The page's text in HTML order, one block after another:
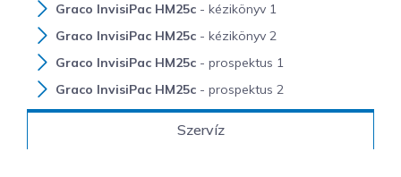
Szervíz
Graco InvisiPac HM25c- kézikönyv 1
Graco InvisiPac HM25c- kézikönyv 2
Graco InvisiPac HM25c- prospektus 1
Graco InvisiPac HM25c- prospektus 2